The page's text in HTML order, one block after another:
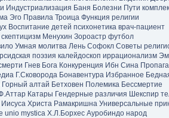
Индустриализация Баня Болезни Пути
Эго Правила Троица Функция религии
Воспитание детей психонетика врач-пациент
скептицизм Менухин Зороастр футбол
Умная молитва Лень Софокл Советы
поэзия калейдоскоп иррационализм
Гнев Бога Конкуренция Ибн Сина
Г.Сковорода Бонавентура Избранное
Горный алтай Бетховен Полемика Бессмертие
Катары Гендерные различия Шекспир
Христа Рамакришна Универсальные
unio mystica Х.Л.Борхес Ауробиндо народ